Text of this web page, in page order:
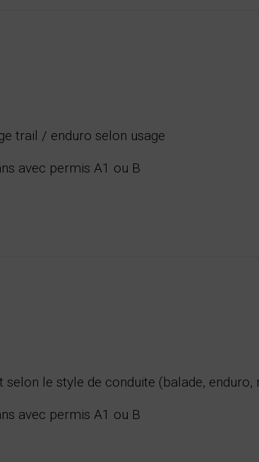
trail / enduro selon usage
avec permis A1 ou B
selon le style de conduite (balade, enduro,
avec permis A1 ou B